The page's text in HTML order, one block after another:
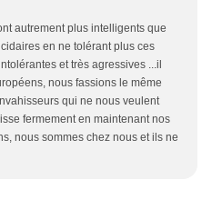
autrement plus intelligents que
en ne tolérant plus ces
et très agressives ...il
nous fassions le même
qui ne nous veulent
fermement en maintenant nos
nous sommes chez nous et ils ne